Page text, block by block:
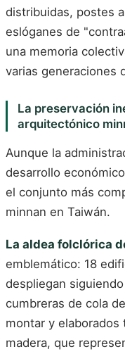
distribuidas, postes
eslóganes de
una memoria
varias generaciones
La preservación
arquitectónico
Aunque la
desarrollo
el conjunto más
minnan en Taiwán.
La aldea folclórica
emblemático: 18
despliegan
cumbreras de cola
montar y
madera, que